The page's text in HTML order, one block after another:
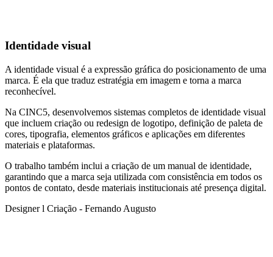
Identidade visual
A identidade visual é a expressão gráfica do posicionamento de uma
marca. É ela que traduz estratégia em imagem e torna a marca
reconhecível.
Na CINC5, desenvolvemos sistemas completos de identidade visual
que incluem criação ou redesign de logotipo, definição de paleta de
cores, tipografia, elementos gráficos e aplicações em diferentes
materiais e plataformas.
O trabalho também inclui a criação de um manual de identidade,
garantindo que a marca seja utilizada com consistência em todos os
pontos de contato, desde materiais institucionais até presença digital.
Designer l Criação - Fernando Augusto